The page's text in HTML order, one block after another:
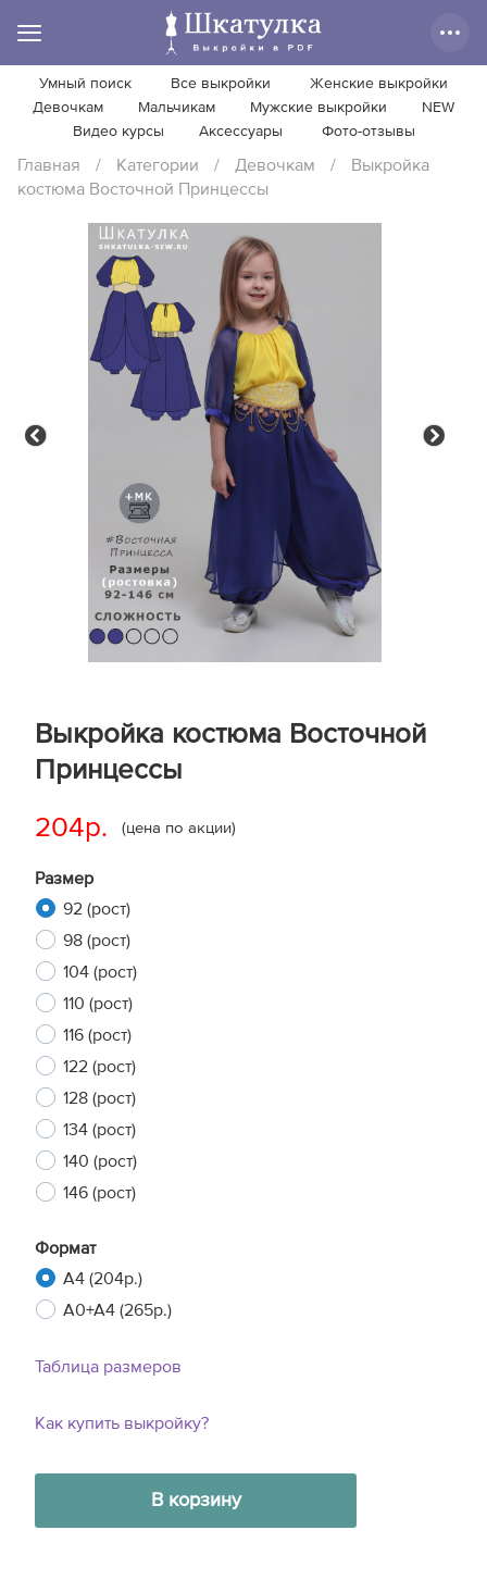
Умный поиск Все выкройки
Женские выкройки
Девочкам
Мальчикам Мужские выкройки
NEW
Видео курсы
Аксессуары Фото-отзывы
Главная / Категории / Девочкам /
Выкройка
костюма Восточной Принцессы
Выкройка костюма Восточной
Принцессы
204р. (цена по акции)
Размер
92 (рост)
98 (рост)
104 (рост)
110 (рост)
116 (рост)
122 (рост)
128 (рост)
134 (рост)
140 (рост)
146 (рост)
Формат
A4 (204р.)
A0+A4 (265р.)
Таблица размеров
Как купить выкройку?
В корзину